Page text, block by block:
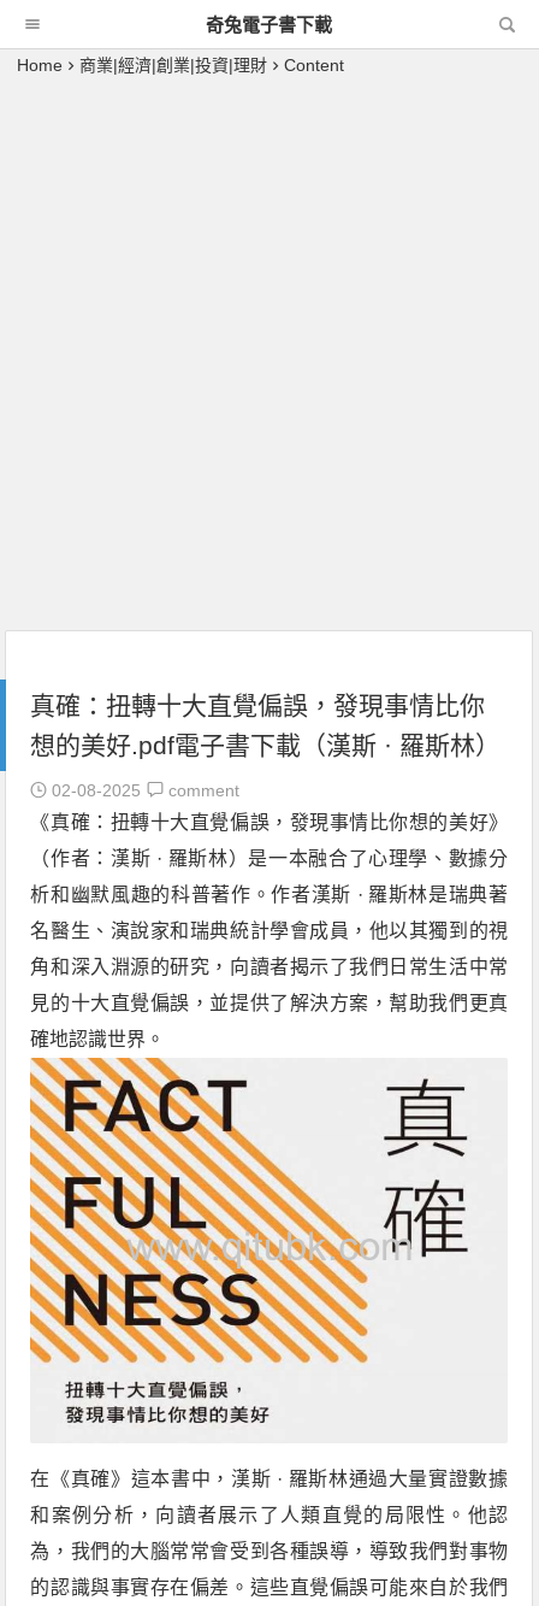
奇兔電子書下載
Home 商業|經濟|創業|投資|理財 Content
真確：扭轉十大直覺偏誤，發現事情比你
想的美好.pdf電子書下載（漢斯 · 羅斯林）
02-08-2025 comment
《真確：扭轉十大直覺偏誤，發現事情比你想的美好》
（作者：漢斯 · 羅斯林）是一本融合了心理學、數據分
析和幽默風趣的科普著作。作者漢斯 · 羅斯林是瑞典著
名醫生、演說家和瑞典統計學會成員，他以其獨到的視
角和深入淵源的研究，向讀者揭示了我們日常生活中常
見的十大直覺偏誤，並提供了解決方案，幫助我們更真
確地認識世界。
在《真確》這本書中，漢斯 · 羅斯林通過大量實證數據
和案例分析，向讀者展示了人類直覺的局限性。他認
為，我們的大腦常常會受到各種誤導，導致我們對事物
的認識與事實存在偏差。這些直覺偏誤可能來自於我們